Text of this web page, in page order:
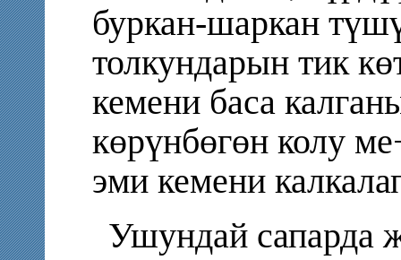
буркан-шаркан
толкундарын тик
кемени баса
көрүнбөгөн колу
эми кемени
Ушундай сапарда